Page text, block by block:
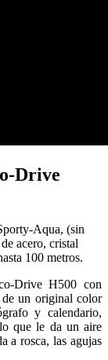
Drive
Aqua, (sin
acero, cristal
100 metros.
Drive H500 con
de un original color
y calendario,
que le da un aire
a rosca, las agujas